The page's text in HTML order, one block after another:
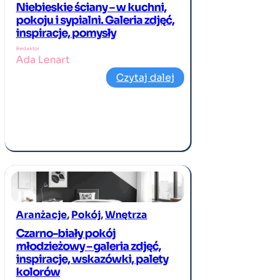
Niebieskie ściany – w kuchni,
pokoju i sypialni. Galeria zdjęć,
inspiracje, pomysły
Redaktor
Ada Lenart
Czytaj dalej
Aranżacje, Pokój, Wnętrza
Czarno-biały pokój
młodzieżowy – galeria zdjęć,
inspiracje, wskazówki, palety
kolorów